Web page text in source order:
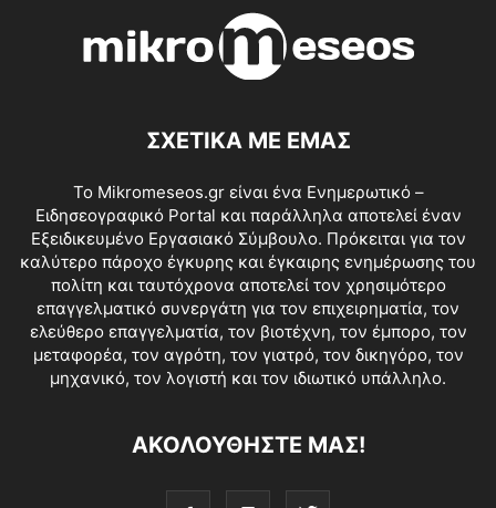
ΣΧΕΤΙΚΑ ΜΕ ΕΜΑΣ
Το Mikromeseos.gr είναι ένα Ενημερωτικό –
Ειδησεογραφικό Portal και παράλληλα αποτελεί έναν
Εξειδικευμένο Εργασιακό Σύμβουλο. Πρόκειται για τον
καλύτερο πάροχο έγκυρης και έγκαιρης ενημέρωσης του
πολίτη και ταυτόχρονα αποτελεί τον χρησιμότερο
επαγγελματικό συνεργάτη για τον επιχειρηματία, τον
ελεύθερο επαγγελματία, τον βιοτέχνη, τον έμπορο, τον
μεταφορέα, τον αγρότη, τον γιατρό, τον δικηγόρο, τον
μηχανικό, τον λογιστή και τον ιδιωτικό υπάλληλο.
ΑΚΟΛΟΥΘΗΣΤΕ ΜΑΣ!